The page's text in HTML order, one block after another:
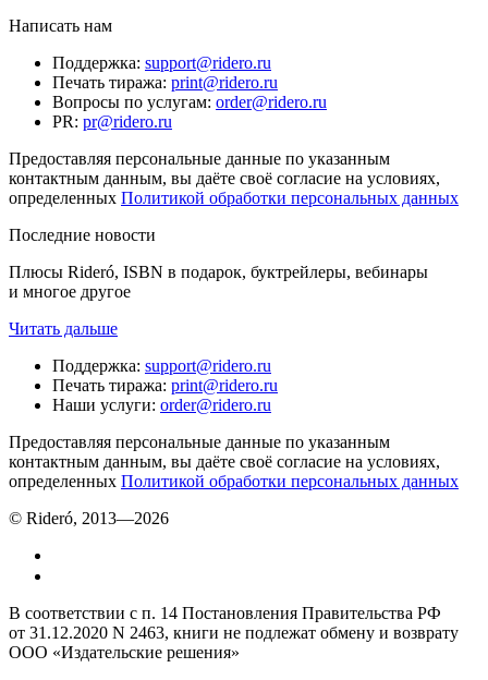
Написать нам
Поддержка: support@ridero.ru
Печать тиража: print@ridero.ru
Вопросы по услугам: order@ridero.ru
PR: pr@ridero.ru
Предоставляя персональные данные по указанным
контактным данным, вы даёте своё согласие на условиях,
определенных Политикой обработки персональных данных
Последние новости
Плюсы Rideró, ISBN в подарок, буктрейлеры, вебинары
и многое другое
Читать дальше
Поддержка: support@ridero.ru
Печать тиража: print@ridero.ru
Наши услуги: order@ridero.ru
Предоставляя персональные данные по указанным
контактным данным, вы даёте своё согласие на условиях,
определенных Политикой обработки персональных данных
© Rideró, 2013—2026
В соответствии с п. 14 Постановления Правительства РФ
от 31.12.2020 N 2463, книги не подлежат обмену и возврату
ООО «Издательские решения»